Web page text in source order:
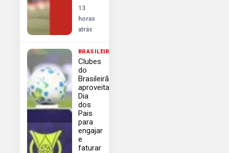
13
horas
atrás
BRASILEIRÃO
Clubes
do
Brasileirão
aproveitam
Dia
dos
Pais
para
engajar
e
faturar